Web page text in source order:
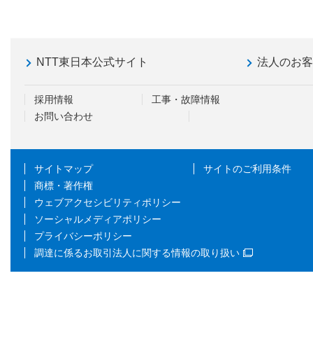
NTT東日本公式サイト 法人のお
採用情報
工事・故障情報
お問い合わせ
サイトマップ
サイトのご利用条件
商標・著作権
ウェブアクセシビリティポリシー
ソーシャルメディアポリシー
プライバシーポリシー
調達に係るお取引法人に関する情報の取り扱い